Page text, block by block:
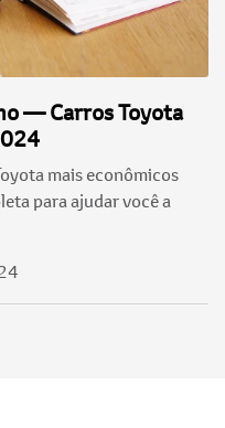
— Carros Toyota
mais econômicos
para ajudar você a